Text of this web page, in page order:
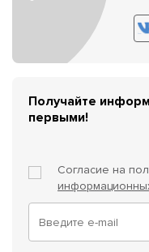
Получайте
первыми!
Согласие на